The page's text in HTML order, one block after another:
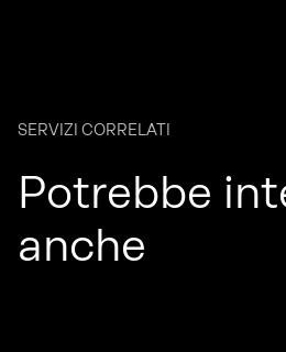
SERVIZI CORRELATI
Potrebbe
anche